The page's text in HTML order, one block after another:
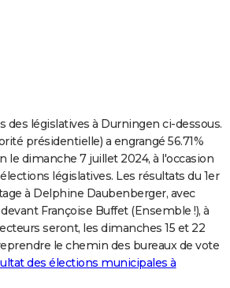
des législatives à Durningen ci-dessous.
présidentielle) a engrangé 56.71%
le dimanche 7 juillet 2024, à l'occasion
législatives. Les résultats du 1er
à Delphine Daubenberger, avec
Françoise Buffet (Ensemble !), à
seront, les dimanches 15 et 22
le chemin des bureaux de vote
des élections municipales à